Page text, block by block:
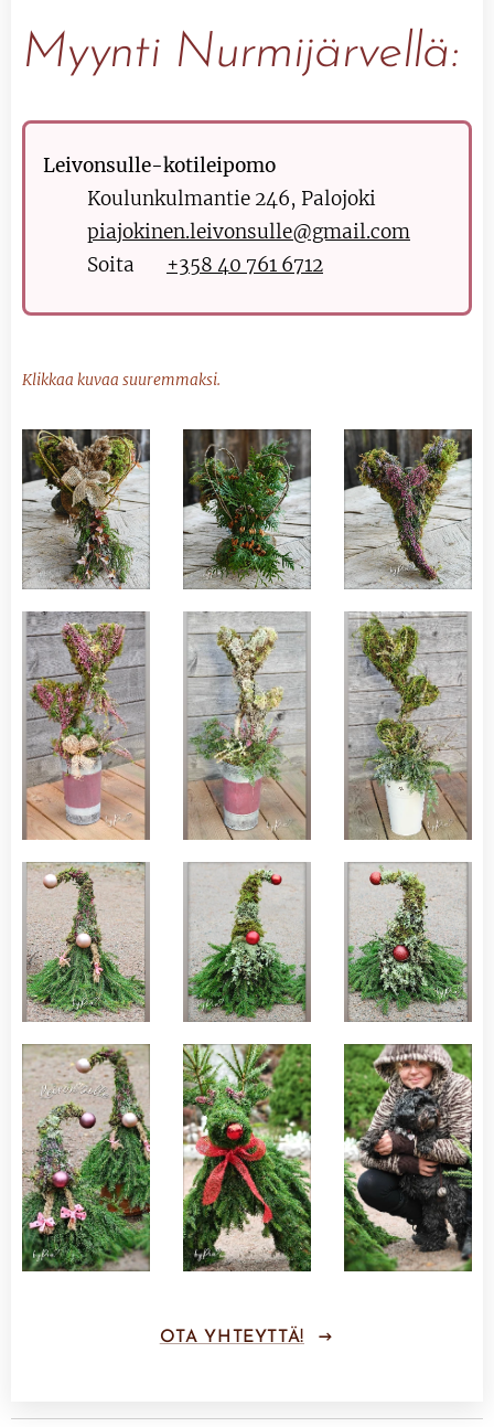
Myynti Nurmijärvellä:
Leivonsulle-kotileipomo
Koulunkulmantie 246, Palojoki
piajokinen.leivonsulle@gmail.com
Soita 📞 +358 40 761 6712
Klikkaa kuvaa suuremmaksi.
OTA YHTEYTTÄ!